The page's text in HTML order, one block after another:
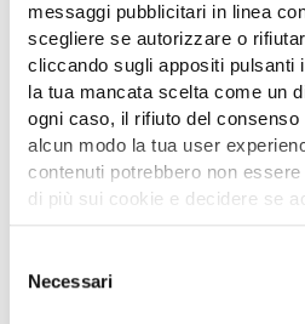
messaggi pubblicitari in linea
scegliere se autorizzare o
cliccando sugli appositi pulsanti
la tua mancata scelta come un
ogni caso, il rifiuto del
alcun modo la tua user
contenuti potrebbero non
di più sui cookie e decidere se
delNecessari
SELVATICI Srl
Hall NUOVOStand B/9
Hall LEVANTEStand GREEN